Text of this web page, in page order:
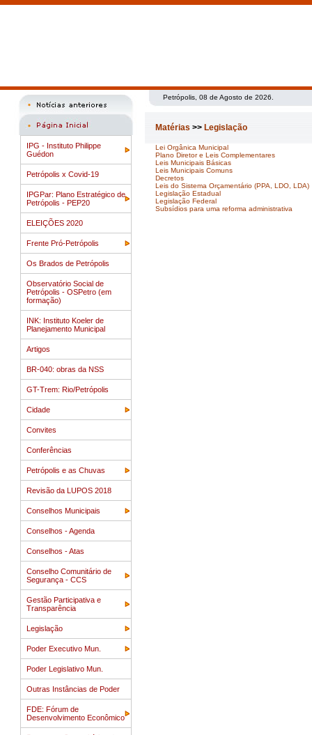
IPG - Instituto Philippe
Guédon
Petrópolis x Covid-19
IPGPar: Plano Estratégico de
Petrópolis - PEP20
ELEIÇÕES 2020
Frente Pró-Petrópolis
Os Brados de Petrópolis
Observatório Social de
Petrópolis - OSPetro (em
formação)
INK: Instituto Koeler de
Planejamento Municipal
Artigos
BR-040: obras da NSS
GT-Trem: Rio/Petrópolis
Cidade
Convites
Conferências
Petrópolis e as Chuvas
Revisão da LUPOS 2018
Conselhos Municipais
Conselhos - Agenda
Conselhos - Atas
Conselho Comunitário de
Segurança - CCS
Gestão Participativa e
Transparência
Legislação
Poder Executivo Mun.
Poder Legislativo Mun.
Outras Instâncias de Poder
FDE: Fórum de
Desenvolvimento Econômico
Petrópolis, 08 de Agosto de 2026.
Matérias >> Legislação
Lei Orgânica Municipal
Plano Diretor e Leis Complementares
Leis Municipais Básicas
Leis Municipais Comuns
Decretos
Leis do Sistema Orçamentário (PPA, LDO, LDA)
Legislação Estadual
Legislação Federal
Subsídios para uma reforma administrativa